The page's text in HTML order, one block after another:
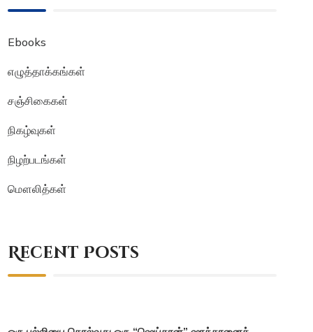
Ebooks
எழுத்தாக்கங்கள்
சஞ்சிகைகள்
நிகழ்வுகள்
நிழற்படங்கள்
மௌலித்கள்
Recent Posts